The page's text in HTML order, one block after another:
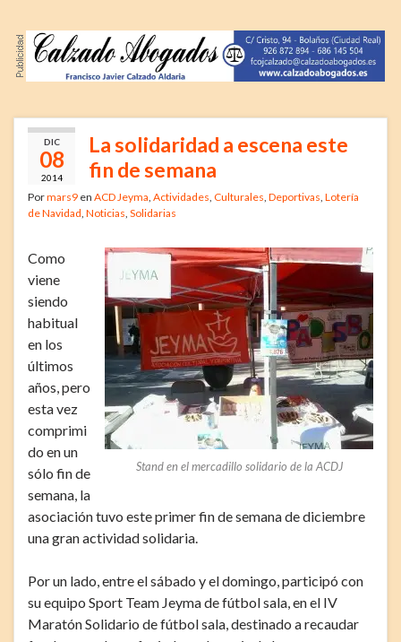
DIC
08
2014
La solidaridad a escena este
fin de semana
Pormars9 en ACD Jeyma Actividades Culturales Deportivas Lotería
de Navidad Noticias Solidarias
Stand en el mercadillo solidario de la ACDJ
Como
viene
siendo
habitual
en los
últimos
años, pero
esta vez
comprimi
do en un
sólo fin de
semana, la
asociación tuvo este primer fin de semana de diciembre
una gran actividad solidaria.
Por un lado, entre el sábado y el domingo, participó con
su equipo Sport Team Jeyma de fútbol sala, en el IV
Maratón Solidario de fútbol sala, destinado a recaudar